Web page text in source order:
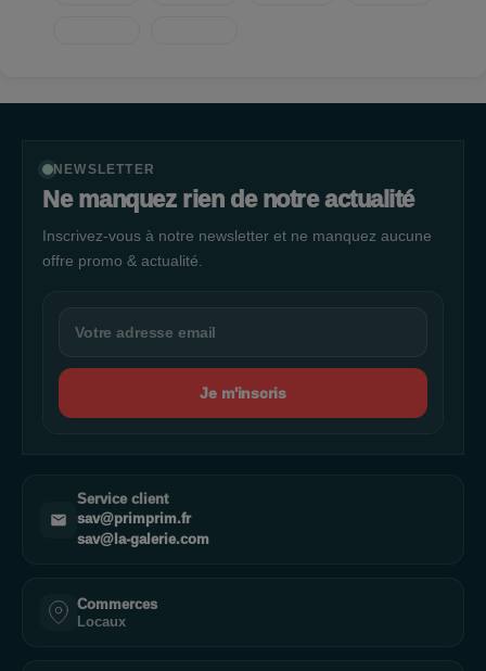
NEWSLETTER
Ne manquez rien de notre actualité
Inscrivez-vous à notre newsletter et ne manquez aucune
offre promo & actualité.
Je m'inscris
Service client
sav@primprim.fr
sav@la-galerie.com
Commerces
Locaux